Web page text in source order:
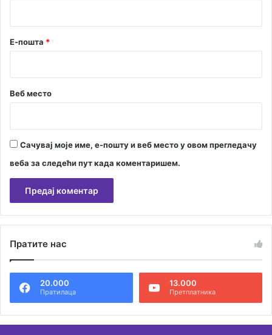
Е-пошта *
Веб место
Сачувај моје име, е-пошту и веб место у овом прегледачу
веба за следећи пут када коментаришем.
т
н
Пратите нас
20.000
Пратилаца
13.000
Претплатника